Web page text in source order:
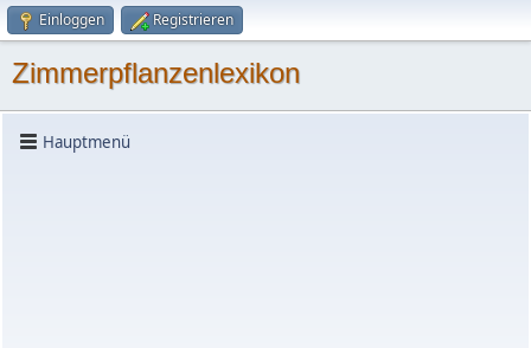
Einloggen Registrieren
Zimmerpflanzenlexikon
Hauptmenü